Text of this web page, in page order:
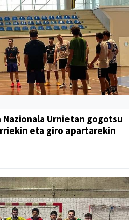
Nazionala Urnietan gogotsu
eta giro apartarekin